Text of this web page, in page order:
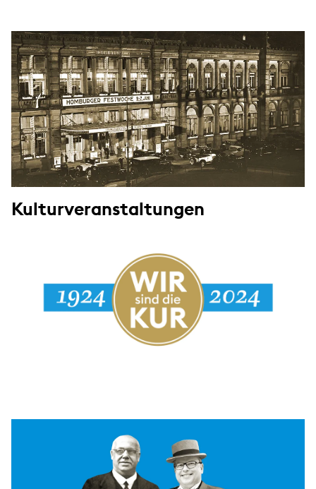
Kulturveranstaltungen